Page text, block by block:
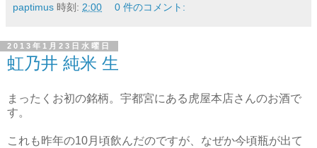
paptimus 時刻: 2:00 0 件のコメント:
2013年1月23日水曜日
虹乃井 純米 生
まったくお初の銘柄。宇都宮にある虎屋本店さんのお酒で
す。
これも昨年の10月頃飲んだのですが、なぜか今頃瓶が出て